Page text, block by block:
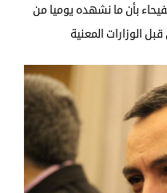
بأن ما نشهده يوميا من
الوزارات المعنية